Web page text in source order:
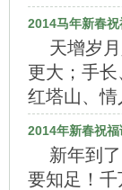
2014马年新春祝
天增岁
更大；手
红塔山、
2014年新春祝福
新年到
要知足！